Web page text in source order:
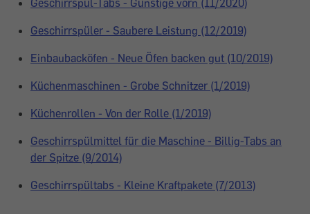
Geschirrspül-Tabs - Günstige vorn (11/2020)
Geschirrspüler - Saubere Leistung (12/2019)
Einbaubacköfen - Neue Öfen backen gut (10/2019)
Küchenmaschinen - Grobe Schnitzer (1/2019)
Küchenrollen - Von der Rolle (1/2019)
Geschirrspülmittel für die Maschine - Billig-Tabs an
der Spitze (9/2014)
Geschirrspültabs - Kleine Kraftpakete (7/2013)